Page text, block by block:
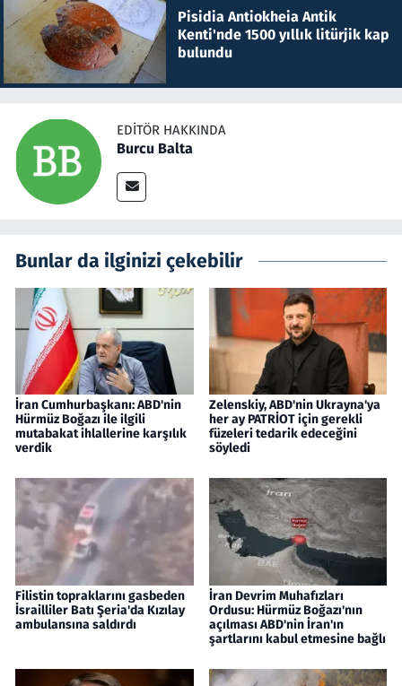
Pisidia Antiokheia Antik
Kenti'nde 1500 yıllık litürjik kap
bulundu
EDITÖR HAKKINDA
Burcu Balta
Bunlar da ilginizi çekebilir
İran Cumhurbaşkanı: ABD'nin
Hürmüz Boğazı ile ilgili
mutabakat ihlallerine karşılık
verdik
Zelenskiy, ABD'nin Ukrayna'ya
her ay PATRİOT için gerekli
füzeleri tedarik edeceğini
söyledi
Filistin topraklarını gasbeden
İsrailliler Batı Şeria'da Kızılay
ambulansına saldırdı
İran Devrim Muhafızları
Ordusu: Hürmüz Boğazı'nın
açılması ABD'nin İran'ın
şartlarını kabul etmesine bağlı